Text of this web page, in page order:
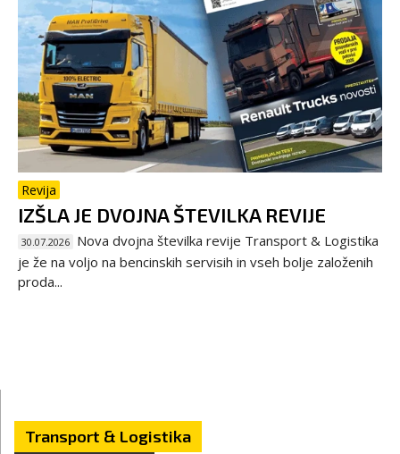
Revija
IZŠLA JE DVOJNA ŠTEVILKA REVIJE
30.07.2026 Nova dvojna številka revije Transport & Logistika
je že na voljo na bencinskih servisih in vseh bolje založenih
proda...
Transport & Logistika